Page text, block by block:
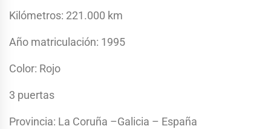
Kilómetros: 221.000 km
Año matriculación: 1995
Color: Rojo
3 puertas
Provincia: La Coruña –Galicia – España